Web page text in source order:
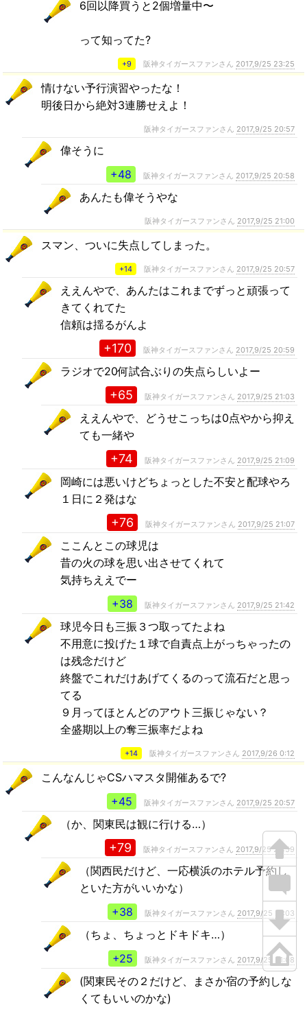
6回以降買うと2個増量中〜
って知ってた?
+9 阪神タイガースファンさん 2017,9/25 23:25
情けない予行演習やったな！
明後日から絶対3連勝せえよ！
阪神タイガースファンさん 2017,9/25 20:57
偉そうに
+48
阪神タイガースファンさん 2017,9/25 20:58
あんたも偉そうやな
阪神タイガースファンさん 2017,9/25 21:00
スマン、ついに失点してしまった。
+14 阪神タイガースファンさん 2017,9/25 20:57
ええんやで、あんたはこれまでずっと頑張って
きてくれてた
信頼は揺るがんよ
+170 阪神タイガースファンさん 2017,9/25 20:59
ラジオで20何試合ぶりの失点らしいよー
+65 阪神タイガースファンさん 2017,9/25 21:03
ええんやで、どうせこっちは0点やから抑え
ても一緒や
+74 阪神タイガースファンさん 2017,9/25 21:09
岡崎には悪いけどちょっとした不安と配球やろ
１日に２発はな
+76 阪神タイガースファンさん 2017,9/25 21:07
ここんとこの球児は
昔の火の球を思い出させてくれて
気持ちええでー
+38
阪神タイガースファンさん 2017,9/25 21:42
球児今日も三振３つ取ってたよね
不用意に投げた１球で自責点上がっちゃったの
は残念だけど
終盤でこれだけあげてくるのって流石だと思っ
てる
９月ってほとんどのアウト三振じゃない？
全盛期以上の奪三振率だよね
+14 阪神タイガースファンさん 2017,9/26 0:12
こんなんじゃCSハマスタ開催あるで?
+45
阪神タイガースファンさん 2017,9/25 20:57
（か、関東民は観に行ける…）
+79 阪神タイガースファンさん 2017,9/25 20:59
（関西民だけど、一応横浜のホテル予約し
といた方がいいかな）
+38
阪神タイガースファンさん 2017,9/25 21:03
（ちょ、ちょっとドキドキ…）
+25
阪神タイガースファンさん 2017,9/25 21:08
(関東民その２だけど、まさか宿の予約しな
くてもいいのかな)